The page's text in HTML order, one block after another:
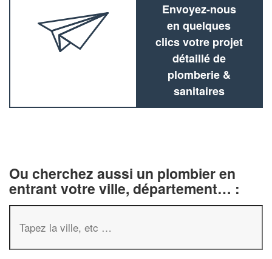
Envoyez-nous
en quelques
clics votre projet
détaillé de
plomberie &
sanitaires
Ou cherchez aussi un plombier en
entrant votre ville, département… :